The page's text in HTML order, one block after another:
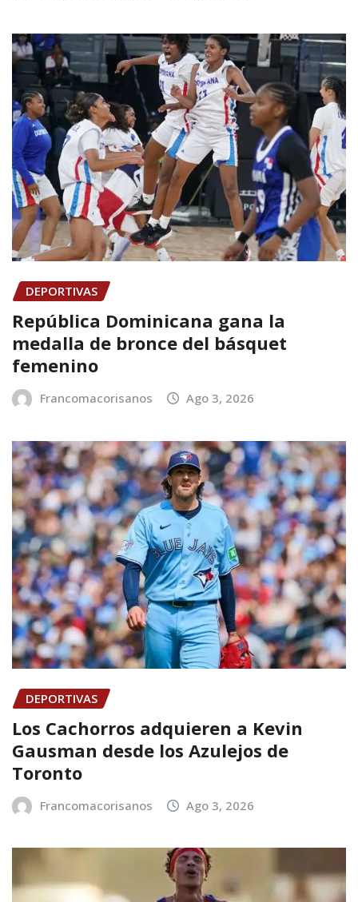
DEPORTIVAS
República Dominicana gana la
medalla de bronce del básquet
femenino
Francomacorisanos Ago 3, 2026
DEPORTIVAS
Los Cachorros adquieren a Kevin
Gausman desde los Azulejos de
Toronto
Francomacorisanos Ago 3, 2026